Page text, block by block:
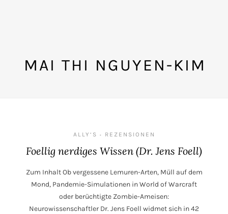
MAI THI NGUYEN-KIM
ALLY‘S • REZENSIONEN
Foellig nerdiges Wissen (Dr. Jens Foell)
Zum Inhalt Ob vergessene Lemuren-Arten, Müll auf dem
Mond, Pandemie-Simulationen in World of Warcraft
oder berüchtigte Zombie-Ameisen:
Neurowissenschaftler Dr. Jens Foell widmet sich in 42